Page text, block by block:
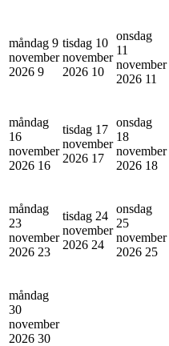
måndag 9
november
2026 9
tisdag 10
november
2026 10
onsdag
11
november
2026 11
måndag
16
november
2026 16
tisdag 17
november
2026 17
onsdag
18
november
2026 18
måndag
23
november
2026 23
tisdag 24
november
2026 24
onsdag
25
november
2026 25
måndag
30
november
2026 30